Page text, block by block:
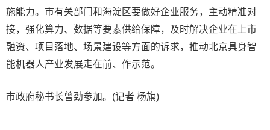
施能力。市有关部门和海淀区要做好企业服务，主动精准对
接，强化算力、数据等要素供给保障，及时解决企业在上市
融资、项目落地、场景建设等方面的诉求，推动北京具身智
能机器人产业发展走在前、作示范。
市政府秘书长曾劲参加。(记者 杨旗)